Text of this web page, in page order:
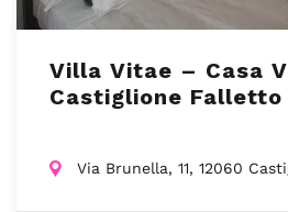
Villa Vitae – Casa
Castiglione Falletto
Via Brunella, 11, 12060